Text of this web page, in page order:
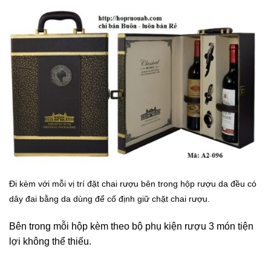
Đi kèm với mỗi vị trí đặt chai rượu bên trong hộp rượu da đều có
dây đai bằng da dùng để cố định giữ chặt chai rượu.
Bên trong mỗi hộp kèm theo bộ phụ kiện rượu 3 món tiện
lợi không thể thiếu.